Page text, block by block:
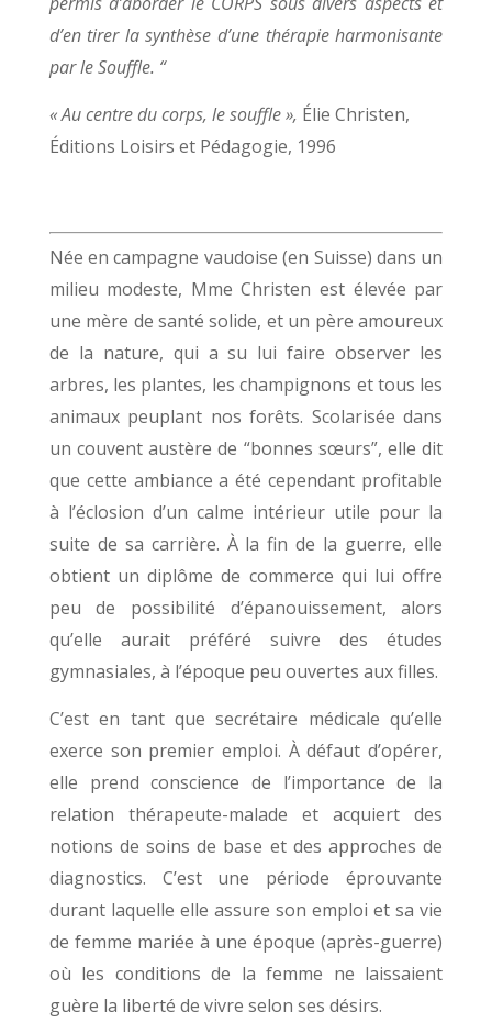
d’en tirer la synthèse d’une thérapie harmonisante
par le Souffle. “
« Au centre du corps, le souffle », Élie Christen,
Éditions Loisirs et Pédagogie, 1996
Née en campagne vaudoise (en Suisse) dans un
milieu modeste, Mme Christen est élevée par
une mère de santé solide, et un père amoureux
de la nature, qui a su lui faire observer les
arbres, les plantes, les champignons et tous les
animaux peuplant nos forêts. Scolarisée dans
un couvent austère de “bonnes sœurs”, elle dit
que cette ambiance a été cependant profitable
à l’éclosion d’un calme intérieur utile pour la
suite de sa carrière. À la fin de la guerre, elle
obtient un diplôme de commerce qui lui offre
peu de possibilité d’épanouissement, alors
qu’elle aurait préféré suivre des études
gymnasiales, à l’époque peu ouvertes aux filles.
C’est en tant que secrétaire médicale qu’elle
exerce son premier emploi. À défaut d’opérer,
elle prend conscience de l’importance de la
relation thérapeute-malade et acquiert des
notions de soins de base et des approches de
diagnostics. C’est une période éprouvante
durant laquelle elle assure son emploi et sa vie
de femme mariée à une époque (après-guerre)
où les conditions de la femme ne laissaient
guère la liberté de vivre selon ses désirs.